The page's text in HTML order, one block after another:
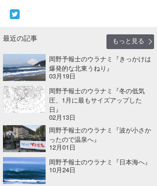
最近の記事
もっと見る
岡野予報士のウラナミ『きっかけは
爆発的な北東うねり』
03月19日
岡野予報士のウラナミ『冬の低気
圧、1月に最もサイズアップした
日』
02月13日
岡野予報士のウラナミ『波が小さか
ったので温泉へ』
12月01日
岡野予報士のウラナミ『日本海へ』
10月24日